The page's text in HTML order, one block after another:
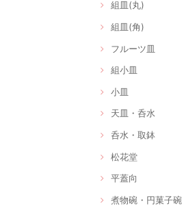
組皿(丸)
組皿(角)
フルーツ皿
組小皿
小皿
天皿・呑水
呑水・取鉢
松花堂
平蓋向
煮物碗・円菓子碗